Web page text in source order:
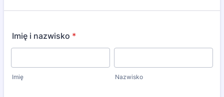
Imię i nazwisko *
Imię Nazwisko